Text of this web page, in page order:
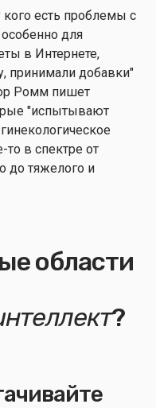
кого есть проблемы с
для
в Интернете,
принимали добавки"
Ромм пишет
"испытывают
то в спектре от
до тяжелого и
области
?